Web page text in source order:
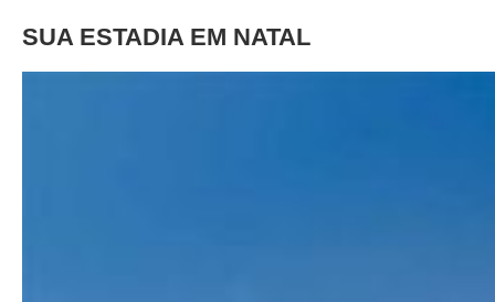
SUA ESTADIA EM NATAL